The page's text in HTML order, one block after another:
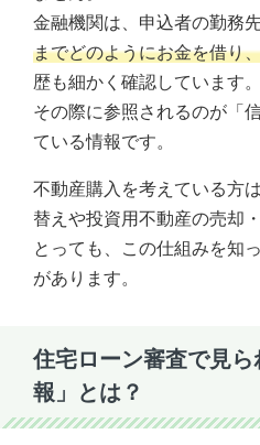
金融機関は、申込者の勤務
までどのようにお金を借り
歴も細かく確認しています。
その際に参照されるのが「
ている情報です。
不動産購入を考えている方
替えや投資用不動産の売却
とっても、この仕組みを知
があります。
住宅ローン審査で見
報」とは？